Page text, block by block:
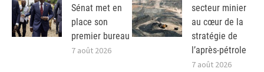
Sénat met en
place son
premier bureau
7 août 2026
secteur minier
au cœur de la
stratégie de
l’après-pétrole
7 août 2026